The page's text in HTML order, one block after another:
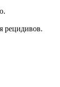
рецидивов.